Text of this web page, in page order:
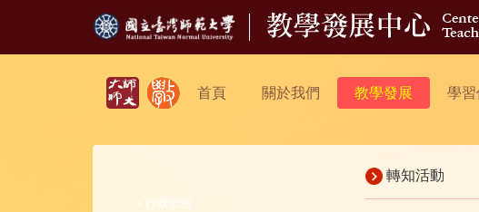
首頁 關於我們 教學發展 學習
行政公告
轉知活動